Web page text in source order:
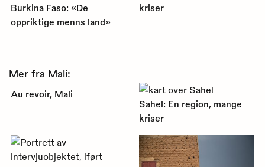
Burkina Faso: «De
oppriktige menns land»
kriser
Mer fra Mali:
Au revoir, Mali
Sahel: En region, mange
kriser